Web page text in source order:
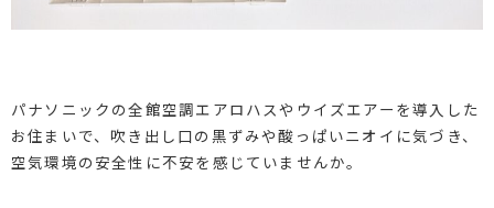
パナソニックの全館空調エアロハスやウイズエアーを導入した
お住まいで、吹き出し口の黒ずみや酸っぱいニオイに気づき、
空気環境の安全性に不安を感じていませんか。